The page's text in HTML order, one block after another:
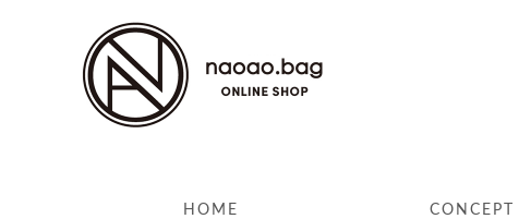
HOME CONCEPT